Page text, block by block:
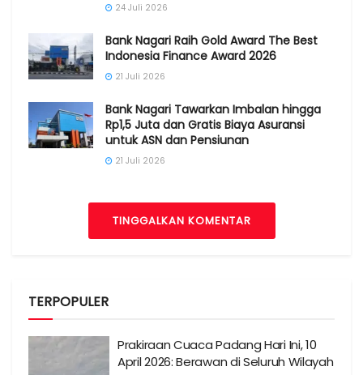
24 Juli 2026
Bank Nagari Raih Gold Award The Best
Indonesia Finance Award 2026
21 Juli 2026
Bank Nagari Tawarkan Imbalan hingga
Rp1,5 Juta dan Gratis Biaya Asuransi
untuk ASN dan Pensiunan
21 Juli 2026
TINGGALKAN KOMENTAR
TERPOPULER
Prakiraan Cuaca Padang Hari Ini, 10
April 2026: Berawan di Seluruh Wilayah